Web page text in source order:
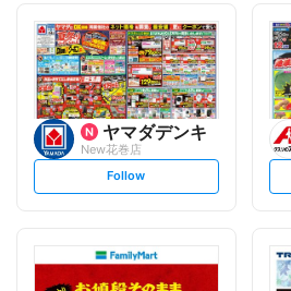
l
o
w
ヤマダデンキ
New花巻店
s
t
o
Follow